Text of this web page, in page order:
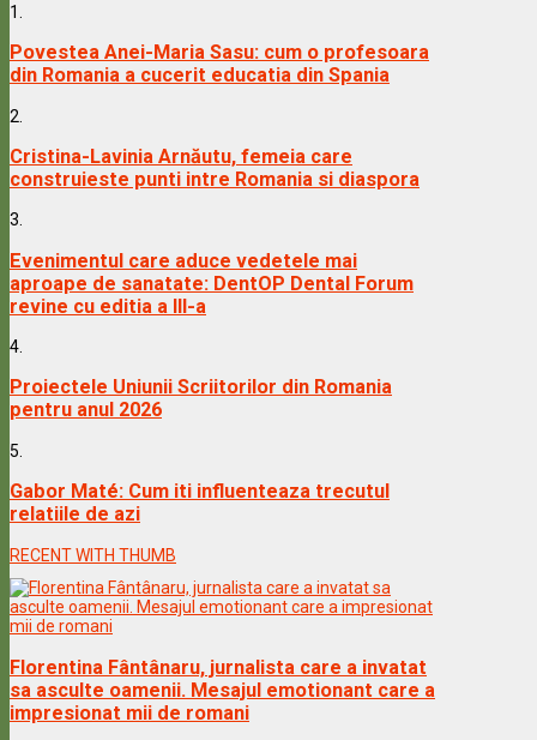
1.
Povestea Anei-Maria Sasu: cum o profesoara
din Romania a cucerit educatia din Spania
2.
Cristina-Lavinia Arnăutu, femeia care
construieste punti intre Romania si diaspora
3.
Evenimentul care aduce vedetele mai
aproape de sanatate: DentOP Dental Forum
revine cu editia a III-a
4.
Proiectele Uniunii Scriitorilor din Romania
pentru anul 2026
5.
Gabor Maté: Cum iti influenteaza trecutul
relatiile de azi
RECENT WITH THUMB
Florentina Fântânaru, jurnalista care a invatat
sa asculte oamenii. Mesajul emotionant care a
impresionat mii de romani